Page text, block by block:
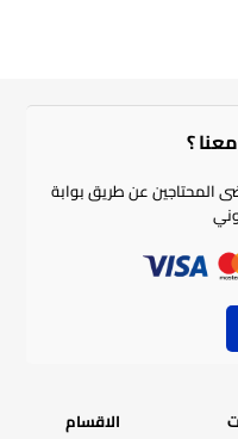
الاقسام
؟​
المحتاجين عن طريق بوابة